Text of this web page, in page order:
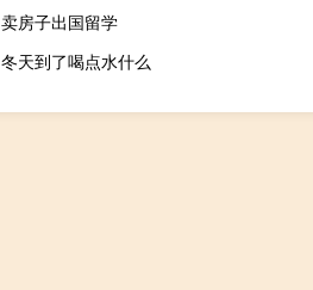
卖房子出国留学
冬天到了喝点水什么